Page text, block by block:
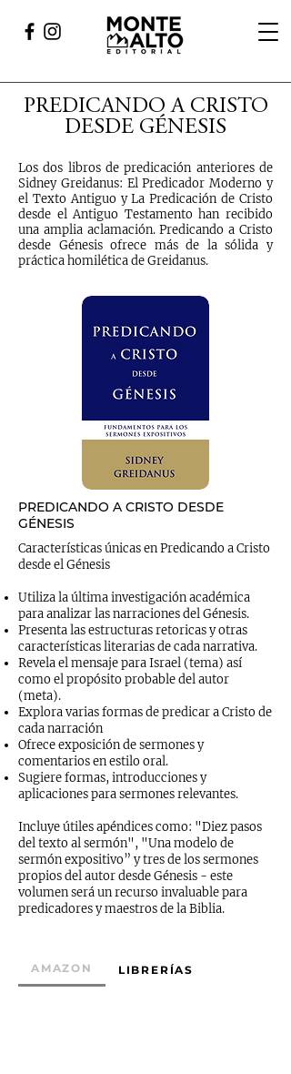
PREDICANDO A CRISTO
DESDE GÉNESIS
Los dos libros de predicación anteriores de
Sidney Greidanus: El Predicador Moderno y
el Texto Antiguo y La Predicación de Cristo
desde el Antiguo Testamento han recibido
una amplia aclamación. Predicando a Cristo
desde Génesis ofrece más de la sólida y
práctica homilética de Greidanus.
PREDICANDO A CRISTO DESDE
GÉNESIS
Características únicas en Predicando a Cristo
desde el Génesis
Utiliza la última investigación académica
para analizar las narraciones del Génesis.
Presenta las estructuras retoricas y otras
características literarias de cada narrativa.
Revela el mensaje para Israel (tema) así
como el propósito probable del autor
(meta).
Explora varias formas de predicar a Cristo de
cada narración
Ofrece exposición de sermones y
comentarios en estilo oral.
Sugiere formas, introducciones y
aplicaciones para sermones relevantes.
Incluye útiles apéndices como: "Diez pasos
del texto al sermón", "Una modelo de
sermón expositivo” y tres de los sermones
propios del autor desde Génesis - este
volumen será un recurso invaluable para
predicadores y maestros de la Biblia.
AMAZON LIBRERÍAS